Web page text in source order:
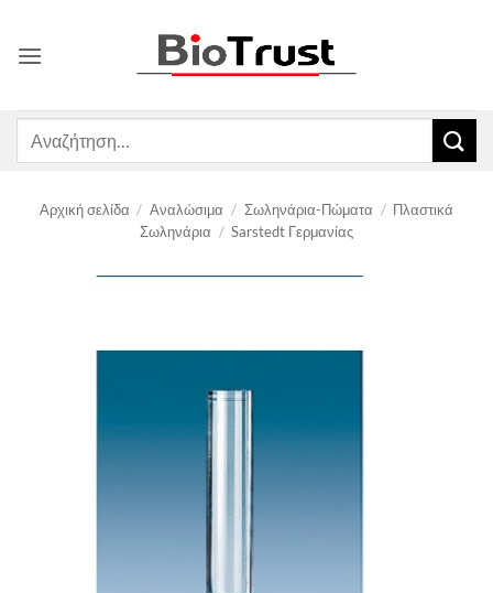
περιεχόμενο
Αναζήτηση
Αρχική σελίδα / Αναλώσιμα / Σωληνάρια-Πώματα / Πλαστικά
Σωληνάρια / Sarstedt Γερμανίας